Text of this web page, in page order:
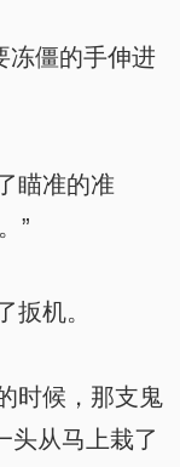
冻僵的手伸进
瞄准的准
”
机。
时候，那支鬼
头从马上栽了